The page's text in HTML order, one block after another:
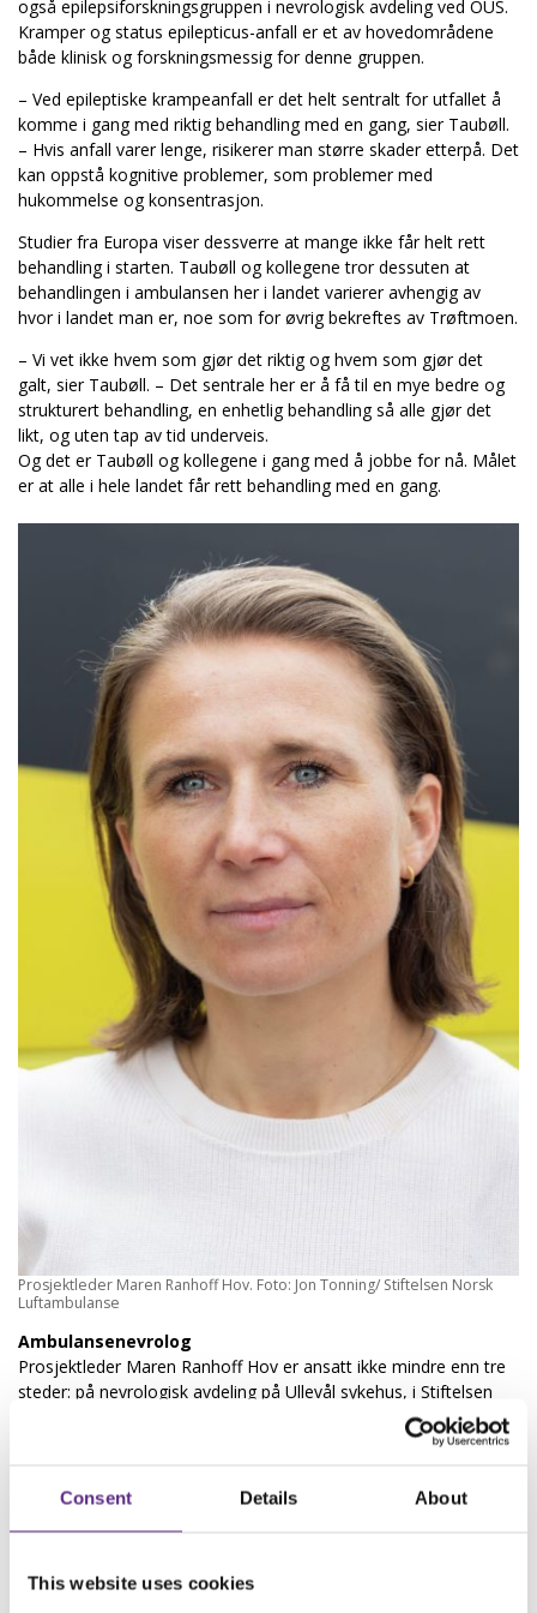
Consent Details About
This website uses cookies
også epilepsiforskningsgruppen i nevrologisk avdeling ved OUS.
Kramper og status epilepticus-anfall er et av hovedområdene
både klinisk og forskningsmessig for denne gruppen.
– Ved epileptiske krampeanfall er det helt sentralt for utfallet å
komme i gang med riktig behandling med en gang, sier Taubøll.
– Hvis anfall varer lenge, risikerer man større skader etterpå. Det
kan oppstå kognitive problemer, som problemer med
hukommelse og konsentrasjon.
Studier fra Europa viser dessverre at mange ikke får helt rett
behandling i starten. Taubøll og kollegene tror dessuten at
behandlingen i ambulansen her i landet varierer avhengig av
hvor i landet man er, noe som for øvrig bekreftes av Trøftmoen.
– Vi vet ikke hvem som gjør det riktig og hvem som gjør det
galt, sier Taubøll. – Det sentrale her er å få til en mye bedre og
strukturert behandling, en enhetlig behandling så alle gjør det
likt, og uten tap av tid underveis.
Og det er Taubøll og kollegene i gang med å jobbe for nå. Målet
er at alle i hele landet får rett behandling med en gang.
Prosjektleder Maren Ranhoff Hov. Foto: Jon Tonning/ Stiftelsen Norsk
Luftambulanse
Ambulansenevrolog
Prosjektleder Maren Ranhoff Hov er ansatt ikke mindre enn tre
steder: på nevrologisk avdeling på Ullevål sykehus, i Stiftelsen
Norsk Luftambulanse og på OsloMet. Prosjektet er et
samarbeid mellom epilepsigruppen på Rikshospitalet,
Luftambulanse. Det er Stiftelsen Norsk Luftambulanse som
paramedicutdanningen (bacherlorutdanning i ambulansearbeid)